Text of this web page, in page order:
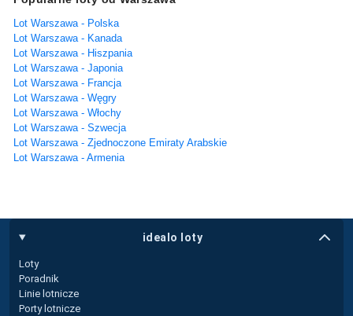
Lot Warszawa - Polska
Lot Warszawa - Kanada
Lot Warszawa - Hiszpania
Lot Warszawa - Japonia
Lot Warszawa - Francja
Lot Warszawa - Węgry
Lot Warszawa - Włochy
Lot Warszawa - Szwecja
Lot Warszawa - Zjednoczone Emiraty Arabskie
Lot Warszawa - Armenia
idealo loty
Loty
Poradnik
Linie lotnicze
Porty lotnicze